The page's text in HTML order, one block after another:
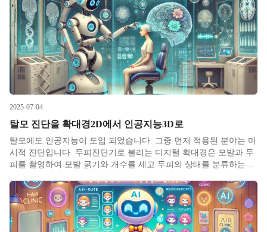
2025-07-04
탈모 진단을 확대경2D에서 인공지능3D로
탈모에도 인공지능이 도입 되었습니다. 그중 먼저 적용된 분야는 미
시적 진단입니다. 두피진단기로 불리는 디지털 확대경은 모발과 두
피를 촬영하여 모발 굵기와 개수를 세고 두피의 상태를 분류하는데
전과 이미지 프로세싱 같은 기술을 바탕으로 이진 변환 및 외곽선
추출 후